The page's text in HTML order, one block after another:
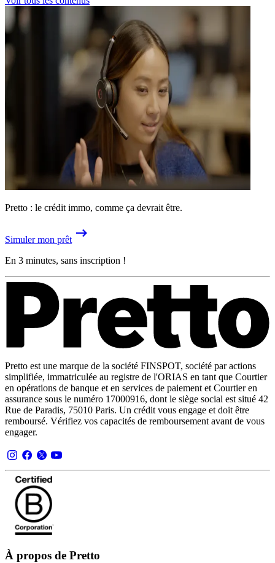
Pretto : le crédit immo, comme ça devrait être.
Simuler mon prêt
En 3 minutes, sans inscription !
Pretto est une marque de la société FINSPOT, société par actions
simplifiée, immatriculée au registre de l'ORIAS en tant que Courtier
en opérations de banque et en services de paiement et Courtier en
assurance sous le numéro 17000916, dont le siège social est situé 42
Rue de Paradis, 75010 Paris. Un crédit vous engage et doit être
remboursé. Vérifiez vos capacités de remboursement avant de vous
engager.
À propos de Pretto